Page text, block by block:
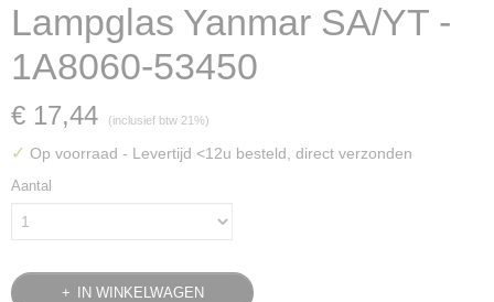
Lampglas Yanmar SA/YT -
1A8060-53450
€ 17,44 (inclusief btw 21%)
✓ Op voorraad - Levertijd <12u besteld, direct verzonden
Aantal
IN WINKELWAGEN